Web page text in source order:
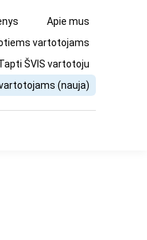
Apie mus
vartotojams
ŠVIS vartotoju
(nauja)